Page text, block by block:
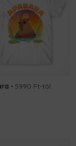
5990 Ft-tól